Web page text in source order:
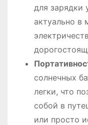
для зарядки
актуально в
солнечных
легки, что
собой в
или просто